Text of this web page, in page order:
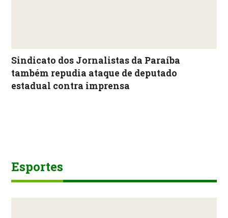
Sindicato dos Jornalistas da Paraíba
também repudia ataque de deputado
estadual contra imprensa
Esportes